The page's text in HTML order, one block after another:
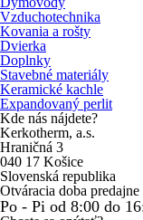
Vzduchotechnika
Kovania a rošty
Dvierka
Doplnky
Stavebné materiály
Keramické kachle
Expandovaný perlit
Kde nás nájdete?
Kerkotherm, a.s.
Hraničná 3
040 17 Košice
Slovenská republika
Otváracia doba predajne
Po - Pi od 8:00 do